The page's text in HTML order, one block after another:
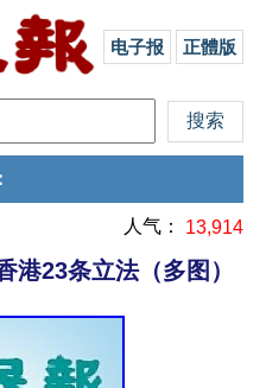
电子报 正體版
：
人气： 13,914
港23条立法（多图）